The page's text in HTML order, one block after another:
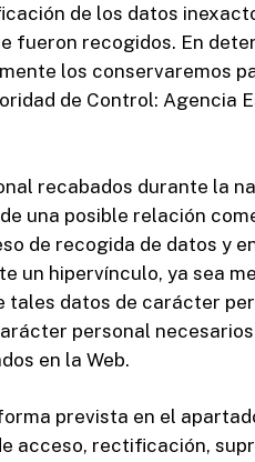
de los datos
fueron recogidos. En
los conservaremos
de Control: Agencia
recabados durante la
una posible relación
de recogida de datos y
hipervínculo, ya sea
datos de carácter
personal
en la Web.
prevista en el
acceso, rectificación,